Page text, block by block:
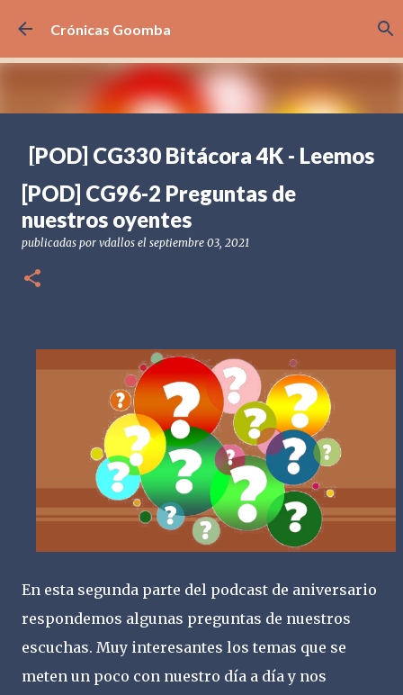
Ir al contenido principal
Crónicas Goomba
[POD] CG330 Bitácora 4K - Leemos
sus comentarios
publicadas por elagosto 07, 2026
BITÁCORA 4K PREGUNTAS Y RESPUESTAS
[POD] CG96-2 Preguntas de
nuestros oyentes
publicadas por vdallos el septiembre 03, 2021
En esta segunda parte del podcast de aniversario
respondemos algunas preguntas de nuestros
escuchas. Muy interesantes los temas que se
meten un poco con nuestro día a día y nos